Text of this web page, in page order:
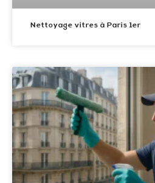
Nettoyage vitres à Paris 1er